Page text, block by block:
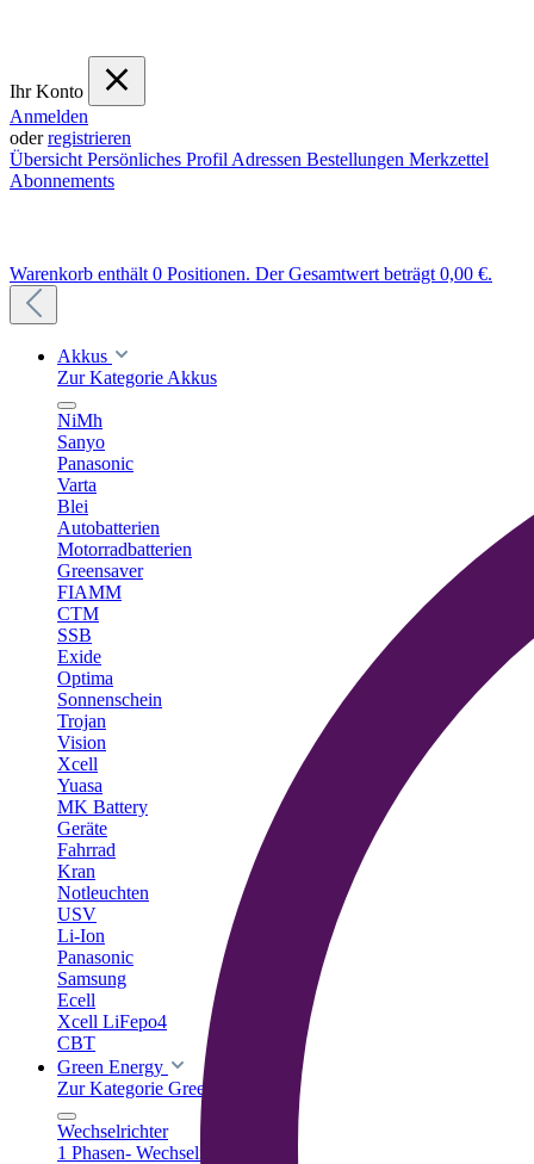
Ihr Konto
Anmelden
oderregistrieren
Übersicht Persönliches Profil Adressen Bestellungen Merkzettel
Abonnements
Warenkorb enthält 0 Positionen. Der Gesamtwert beträgt 0,00 €.
Akkus
Zur Kategorie Akkus
NiMh
Sanyo
Panasonic
Varta
Blei
Autobatterien
Motorradbatterien
Greensaver
FIAMM
CTM
SSB
Exide
Optima
Sonnenschein
Trojan
Vision
Xcell
Yuasa
MK Battery
Geräte
Fahrrad
Kran
Notleuchten
USV
Li-Ion
Panasonic
Samsung
Ecell
Xcell LiFepo4
CBT
Green Energy
Zur Kategorie Green Energy
Wechselrichter
1 Phasen- Wechselrichter